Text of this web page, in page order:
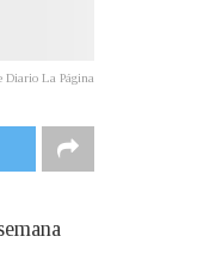
Diario La Página